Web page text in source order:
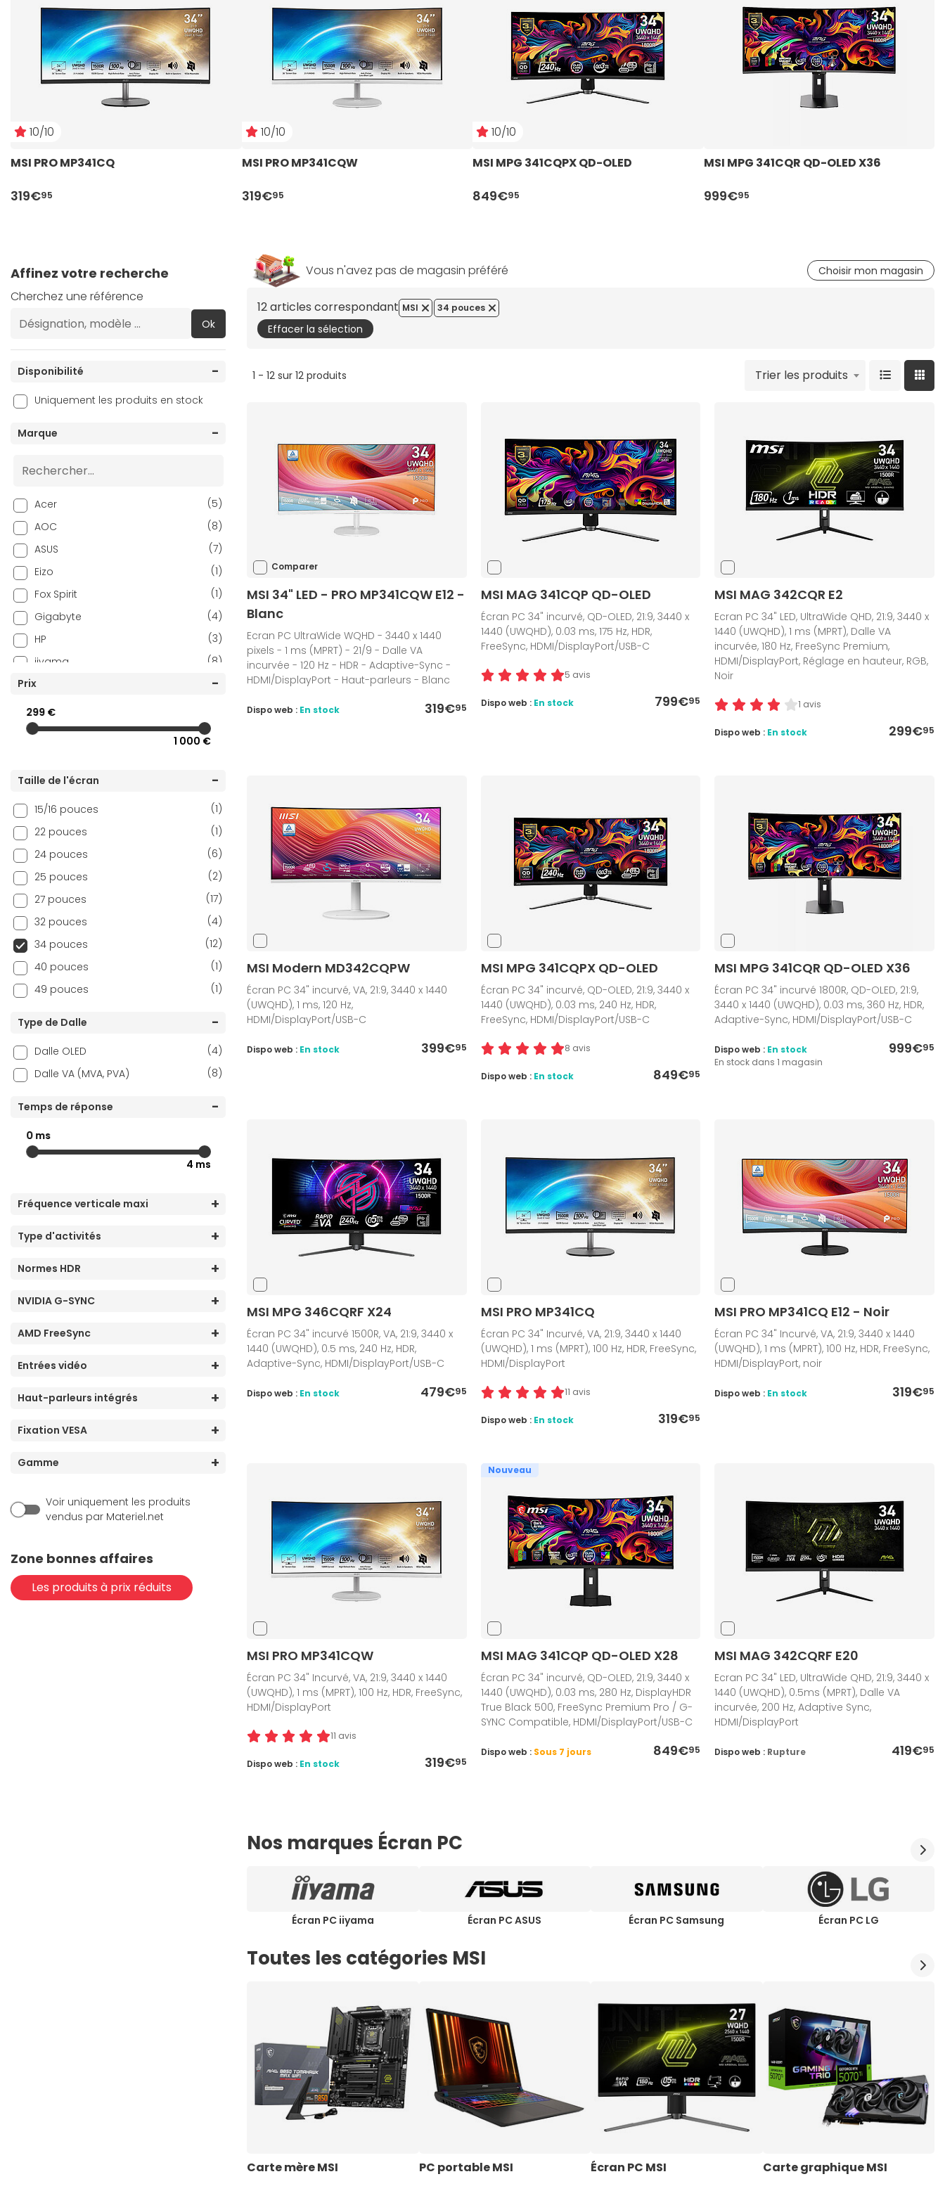
10/10
MSI PRO MP341CQ
319€95
10/10
MSI PRO MP341CQW
319€95
10/10
MSI MPG 341CQPX QD-OLED
849€95
MSI MPG 341CQR QD-OLED X36
999€95
Affinez votre recherche
Cherchez une référence
Ok
Disponibilité
Uniquement les produits en stock
Marque
Acer
(5)
AOC
(8)
ASUS
(7)
Eizo
(1)
Fox Spirit
(1)
Gigabyte
(4)
HP
(3)
iiyama
(8)
Lenovo
(2)
LG
MSI
(12)
Samsung
Prix
299 €
1 000 €
Taille de l'écran
15/16 pouces
(1)
22 pouces
(1)
24 pouces
(6)
25 pouces
(2)
27 pouces
(17)
32 pouces
(4)
34 pouces
(12)
40 pouces
(1)
49 pouces
(1)
Type de Dalle
Dalle OLED
(4)
Dalle VA (MVA, PVA)
(8)
Temps de réponse
0 ms
4 ms
Fréquence verticale maxi
Type d'activités
Normes HDR
NVIDIA G-SYNC
AMD FreeSync
Entrées vidéo
Haut-parleurs intégrés
Fixation VESA
Gamme
Voir uniquement les produits
vendus par Materiel.net
Zone bonnes affaires
Les produits à prix réduits
Vous n'avez pas de magasin préféré Choisir mon magasin
12 articles correspondant
Effacer la sélection
MSI 34 pouces
1 - 12 sur 12 produits Trier les produits
Comparer
MSI 34" LED - PRO MP341CQW E12 -
Blanc
Ecran PC UltraWide WQHD - 3440 x 1440
pixels - 1 ms (MPRT) - 21/9 - Dalle VA
incurvée - 120 Hz - HDR - Adaptive-Sync -
HDMI/DisplayPort - Haut-parleurs - Blanc
319€95
Dispo web : En stock
MSI MAG 341CQP QD-OLED
Écran PC 34" incurvé, QD-OLED, 21:9, 3440 x
1440 (UWQHD), 0.03 ms, 175 Hz, HDR,
FreeSync, HDMI/DisplayPort/USB-C
5 avis
799€95
Dispo web : En stock
MSI MAG 342CQR E2
Ecran PC 34" LED, UltraWide QHD, 21:9, 3440 x
1440 (UWQHD), 1 ms (MPRT), Dalle VA
incurvée, 180 Hz, FreeSync Premium,
HDMI/DisplayPort, Réglage en hauteur, RGB,
Noir
1 avis
299€95
Dispo web : En stock
MSI Modern MD342CQPW
Écran PC 34" incurvé, VA, 21:9, 3440 x 1440
(UWQHD), 1 ms, 120 Hz,
HDMI/DisplayPort/USB-C
399€95
Dispo web : En stock
MSI MPG 341CQPX QD-OLED
Écran PC 34" incurvé, QD-OLED, 21:9, 3440 x
1440 (UWQHD), 0.03 ms, 240 Hz, HDR,
FreeSync, HDMI/DisplayPort/USB-C
8 avis
849€95
Dispo web : En stock
MSI MPG 341CQR QD-OLED X36
Écran PC 34" incurvé 1800R, QD-OLED, 21:9,
3440 x 1440 (UWQHD), 0.03 ms, 360 Hz, HDR,
Adaptive-Sync, HDMI/DisplayPort/USB-C
999€95
Dispo web : En stock
En stock dans 1 magasin
MSI MPG 346CQRF X24
Écran PC 34" incurvé 1500R, VA, 21:9, 3440 x
1440 (UWQHD), 0.5 ms, 240 Hz, HDR,
Adaptive-Sync, HDMI/DisplayPort/USB-C
479€95
Dispo web : En stock
MSI PRO MP341CQ
Écran PC 34" Incurvé, VA, 21:9, 3440 x 1440
(UWQHD), 1 ms (MPRT), 100 Hz, HDR, FreeSync,
HDMI/DisplayPort
11 avis
319€95
Dispo web : En stock
MSI PRO MP341CQ E12 - Noir
Écran PC 34" Incurvé, VA, 21:9, 3440 x 1440
(UWQHD), 1 ms (MPRT), 100 Hz, HDR, FreeSync,
HDMI/DisplayPort, noir
319€95
Dispo web : En stock
MSI PRO MP341CQW
Écran PC 34" Incurvé, VA, 21:9, 3440 x 1440
(UWQHD), 1 ms (MPRT), 100 Hz, HDR, FreeSync,
HDMI/DisplayPort
11 avis
319€95
Dispo web : En stock
Nouveau
MSI MAG 341CQP QD-OLED X28
Écran PC 34" incurvé, QD-OLED, 21:9, 3440 x
1440 (UWQHD), 0.03 ms, 280 Hz, DisplayHDR
True Black 500, FreeSync Premium Pro / G-
SYNC Compatible, HDMI/DisplayPort/USB-C
849€95
Dispo web : Sous 7 jours
MSI MAG 342CQRF E20
Ecran PC 34" LED, UltraWide QHD, 21:9, 3440 x
1440 (UWQHD), 0.5ms (MPRT), Dalle VA
incurvée, 200 Hz, Adaptive Sync,
HDMI/DisplayPort
419€95
Dispo web : Rupture
Nos marques Écran PC
Écran PC iiyama Écran PC ASUS Écran PC Samsung Écran PC LG
Toutes les catégories MSI
Carte mère MSI PC portable MSI Écran PC MSI Carte graphique MSI